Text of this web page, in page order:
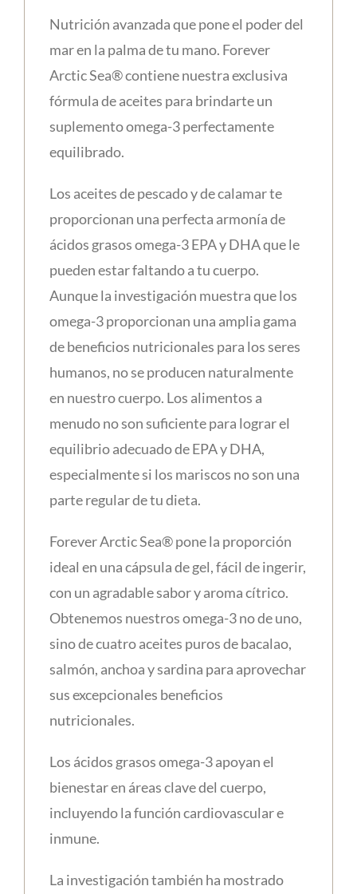
Nutrición avanzada que pone el poder del
mar en la palma de tu mano. Forever
Arctic Sea® contiene nuestra exclusiva
fórmula de aceites para brindarte un
suplemento omega-3 perfectamente
equilibrado.
Los aceites de pescado y de calamar te
proporcionan una perfecta armonía de
ácidos grasos omega-3 EPA y DHA que le
pueden estar faltando a tu cuerpo.
Aunque la investigación muestra que los
omega-3 proporcionan una amplia gama
de beneficios nutricionales para los seres
humanos, no se producen naturalmente
en nuestro cuerpo. Los alimentos a
menudo no son suficiente para lograr el
equilibrio adecuado de EPA y DHA,
especialmente si los mariscos no son una
parte regular de tu dieta.
Forever Arctic Sea® pone la proporción
ideal en una cápsula de gel, fácil de ingerir,
con un agradable sabor y aroma cítrico.
Obtenemos nuestros omega-3 no de uno,
sino de cuatro aceites puros de bacalao,
salmón, anchoa y sardina para aprovechar
sus excepcionales beneficios
nutricionales.
Los ácidos grasos omega-3 apoyan el
bienestar en áreas clave del cuerpo,
incluyendo la función cardiovascular e
inmune.
La investigación también ha mostrado